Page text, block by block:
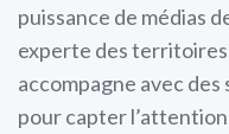
puissance de médias
experte des
accompagne avec
pour capter